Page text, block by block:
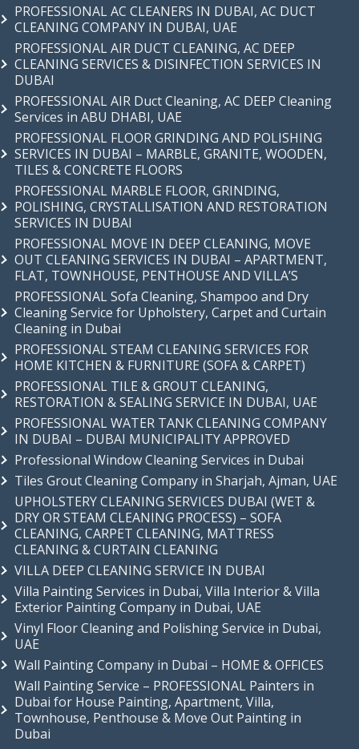
PROFESSIONAL AC CLEANERS IN DUBAI, AC DUCT
CLEANING COMPANY IN DUBAI, UAE
PROFESSIONAL AIR DUCT CLEANING, AC DEEP
CLEANING SERVICES & DISINFECTION SERVICES IN
DUBAI
PROFESSIONAL AIR Duct Cleaning, AC DEEP Cleaning
Services in ABU DHABI, UAE
PROFESSIONAL FLOOR GRINDING AND POLISHING
SERVICES IN DUBAI – MARBLE, GRANITE, WOODEN,
TILES & CONCRETE FLOORS
PROFESSIONAL MARBLE FLOOR, GRINDING,
POLISHING, CRYSTALLISATION AND RESTORATION
SERVICES IN DUBAI
PROFESSIONAL MOVE IN DEEP CLEANING, MOVE
OUT CLEANING SERVICES IN DUBAI – APARTMENT,
FLAT, TOWNHOUSE, PENTHOUSE AND VILLA’S
PROFESSIONAL Sofa Cleaning, Shampoo and Dry
Cleaning Service for Upholstery, Carpet and Curtain
Cleaning in Dubai
PROFESSIONAL STEAM CLEANING SERVICES FOR
HOME KITCHEN & FURNITURE (SOFA & CARPET)
PROFESSIONAL TILE & GROUT CLEANING,
RESTORATION & SEALING SERVICE IN DUBAI, UAE
PROFESSIONAL WATER TANK CLEANING COMPANY
IN DUBAI – DUBAI MUNICIPALITY APPROVED
Professional Window Cleaning Services in Dubai
Tiles Grout Cleaning Company in Sharjah, Ajman, UAE
UPHOLSTERY CLEANING SERVICES DUBAI (WET &
DRY OR STEAM CLEANING PROCESS) – SOFA
CLEANING, CARPET CLEANING, MATTRESS
CLEANING & CURTAIN CLEANING
VILLA DEEP CLEANING SERVICE IN DUBAI
Villa Painting Services in Dubai, Villa Interior & Villa
Exterior Painting Company in Dubai, UAE
Vinyl Floor Cleaning and Polishing Service in Dubai,
UAE
Wall Painting Company in Dubai – HOME & OFFICES
Wall Painting Service – PROFESSIONAL Painters in
Dubai for House Painting, Apartment, Villa,
Townhouse, Penthouse & Move Out Painting in
Dubai